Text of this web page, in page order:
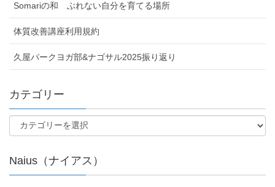
Somariの和 ぶれない自分を育てる場所
体質改善講座利用規約
久屋パークヨガ部&ナゴサル2025振り返り
カテゴリー
Naius（ナイアス）